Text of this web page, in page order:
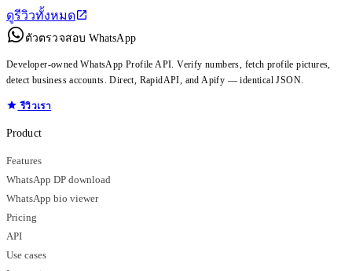
ดูรีวิวทั้งหมด
ตัวตรวจสอบ WhatsApp
Developer-owned WhatsApp Profile API. Verify numbers, fetch profile pictures,
detect business accounts. Direct, RapidAPI, and Apify — identical JSON.
รีวิวเรา
Product
Features
WhatsApp DP download
WhatsApp bio viewer
Pricing
API
Use cases